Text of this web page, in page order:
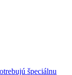
špeciálnu